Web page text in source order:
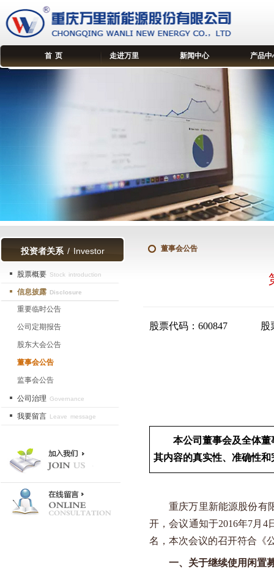
首 页 走进万里 新闻中心 产品中
投资者关系/ Investor
股票概要 Stock introduction
信息披露 Disclosure
重要临时公告
公司定期报告
股东大会公告
董事会公告
监事会公告
公司治理 Governance
我要留言 Leave message
董事会公告
股票代码： 600847 股
本公司董事会及全体
其内容的真实性、准确性
重庆万里新能源股份有
开，会议通知于2016年7月 4
名，本次会议的召开符合《
一、关于继续使用闲置